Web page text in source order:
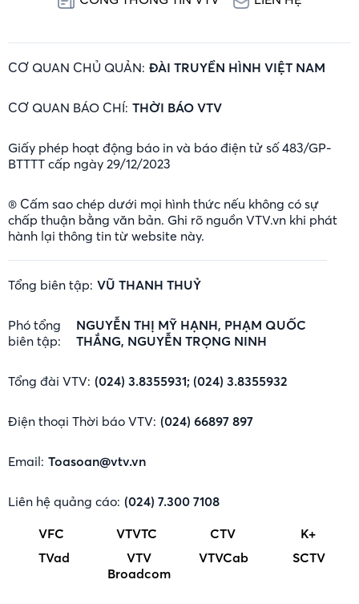
CƠ QUAN CHỦ QUẢN: ĐÀI TRUYỀN HÌNH VIỆT NAM
CƠ QUAN BÁO CHÍ: THỜI BÁO VTV
Giấy phép hoạt động báo in và báo điện tử số 483/GP-
BTTTT cấp ngày 29/12/2023
® Cấm sao chép dưới mọi hình thức nếu không có sự
chấp thuận bằng văn bản. Ghi rõ nguồn VTV.vn khi phát
hành lại thông tin từ website này.
Tổng biên tập: VŨ THANH THUỶ
Phó tổng
biên tập:
NGUYỄN THỊ MỸ HẠNH, PHẠM QUỐC
THẮNG, NGUYỄN TRỌNG NINH
Tổng đài VTV: (024) 3.8355931; (024) 3.8355932
Điện thoại Thời báo VTV: (024) 66897 897
Email: Toasoan@vtv.vn
Liên hệ quảng cáo: (024) 7.300 7108
VFC
VTVTC CTV
K+
TVad
VTV
Broadcom
VTVCab SCTV